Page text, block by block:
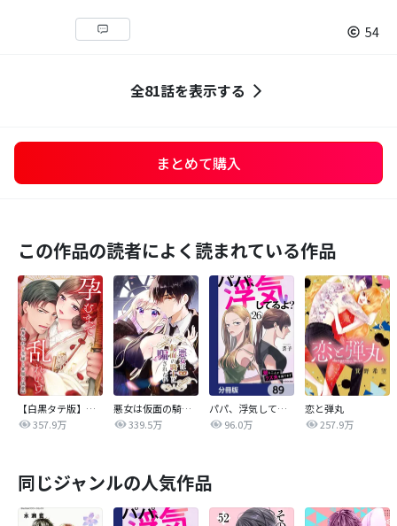
54
全81話を表示する
まとめて購入
この作品の読者によく読まれている作品
【白黒タテ版】孕むまで乱れいけ～身代わり花嫁と軍服の猛愛
357.9万
悪女は仮面の騎士に騙されない
339.5万
パパ、浮気してるよ？娘と二人でクズ夫を捨てます【分冊版】
96.0万
恋と弾丸
257.9万
同じジャンルの人気作品